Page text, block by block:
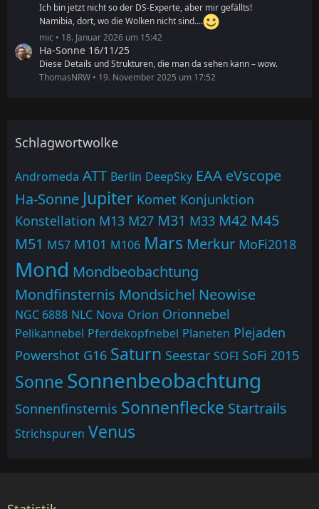
Ich bin jetzt nicht so der DS-Experte, aber mir gefällts!
Namibia, dort, wo die Wolken nicht sind....
mic
18. Januar 2026 um 15:42
Ha-Sonne 16/11/25
Diese Details und Strukturen, die man da sehen kann – wow.
ThomasNRW
19. November 2025 um 17:52
Schlagwortwolke
Andromeda ATT Berlin DeepSky EAA eVscope
Ha-Sonne Jupiter Komet Konjunktion
Konstellation M13 M27 M31 M33 M42 M45
M51 M57 M101 M106 Mars Merkur MoFi2018
Mond Mondbeobachtung
Mondfinsternis Mondsichel Neowise
NGC 6888 NLC Nova Orion Orionnebel
Pelikannebel Pferdekopfnebel Planeten Plejaden
Powershot G16 Saturn Seestar SOFI SoFi 2015
Sonne Sonnenbeobachtung
Sonnenfinsternis Sonnenflecke Startrails
Strichspuren Venus